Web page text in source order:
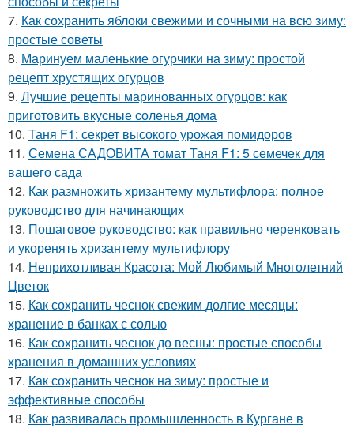
7. Как сохранить яблоки свежими и сочными на всю зиму:
простые советы
8. Маринуем маленькие огурчики на зиму: простой
рецепт хрустящих огурцов
9. Лучшие рецепты маринованных огурцов: как
приготовить вкусные соленья дома
10. Таня F1: секрет высокого урожая помидоров
11. Семена САДОВИТА томат Таня F1: 5 семечек для
вашего сада
12. Как размножить хризантему мультифлора: полное
руководство для начинающих
13. Пошаговое руководство: как правильно черенковать
и укоренять хризантему мультифлору
14. Неприхотливая Красота: Мой Любимый Многолетний
Цветок
15. Как сохранить чеснок свежим долгие месяцы:
хранение в банках с солью
16. Как сохранить чеснок до весны: простые способы
хранения в домашних условиях
17. Как сохранить чеснок на зиму: простые и
эффективные способы
18. Как развивалась промышленность в Кургане в